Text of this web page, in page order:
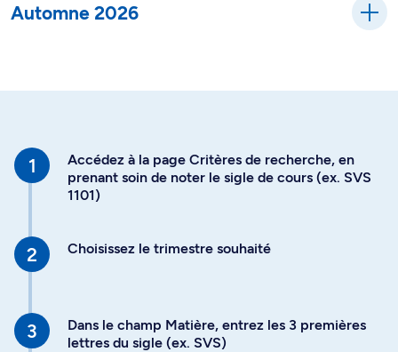
Automne 2026
Accédez à la page Critères de recherche, en
prenant soin de noter le sigle de cours (ex. SVS
1101)
Choisissez le trimestre souhaité
Dans le champ Matière, entrez les 3 premières
lettres du sigle (ex. SVS)